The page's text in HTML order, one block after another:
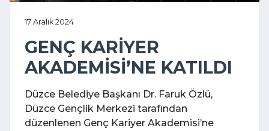
17 Aralık 2024
GENÇ KARİYER
AKADEMİSİ’NE KATILDI
Düzce Belediye Başkanı Dr. Faruk Özlü,
Düzce Gençlik Merkezi tarafından
düzenlenen Genç Kariyer Akademisi’ne